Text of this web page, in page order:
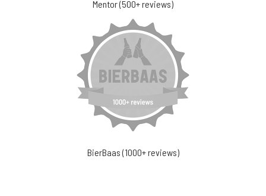
Mentor (500+ reviews)
BierBaas (1000+ reviews)